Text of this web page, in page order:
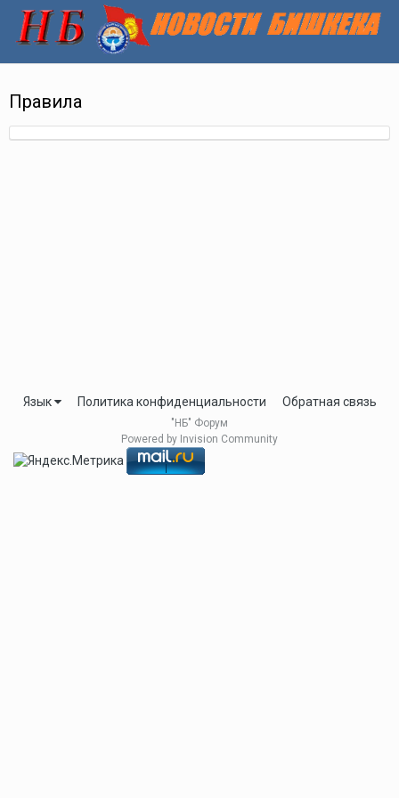
Правила
Язык Политика конфиденциальности Обратная связь
"НБ" Форум
Powered by Invision Community